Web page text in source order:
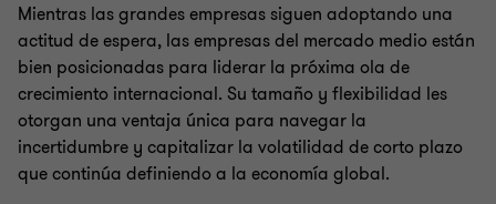
Mientras las grandes empresas siguen adoptando una
actitud de espera, las empresas del mercado medio están
bien posicionadas para liderar la próxima ola de
crecimiento internacional. Su tamaño y flexibilidad les
otorgan una ventaja única para navegar la
incertidumbre y capitalizar la volatilidad de corto plazo
que continúa definiendo a la economía global.